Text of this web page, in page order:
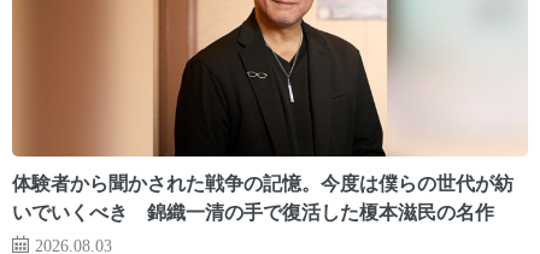
体験者から聞かされた戦争の記憶。今度は僕らの世代が紡
いでいくべき 錦織一清の手で復活した榎本滋民の名作
2026.08.03